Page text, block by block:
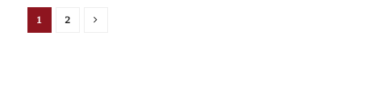
1 2